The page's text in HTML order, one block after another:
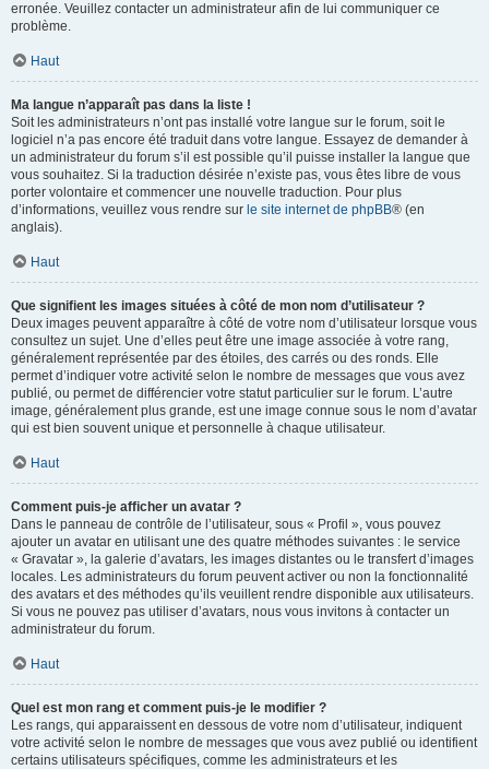
erronée. Veuillez contacter un administrateur afin de lui communiquer ce
problème.
Haut
Ma langue n’apparaît pas dans la liste !
Soit les administrateurs n’ont pas installé votre langue sur le forum, soit le
logiciel n’a pas encore été traduit dans votre langue. Essayez de demander à
un administrateur du forum s’il est possible qu’il puisse installer la langue que
vous souhaitez. Si la traduction désirée n’existe pas, vous êtes libre de vous
porter volontaire et commencer une nouvelle traduction. Pour plus
d’informations, veuillez vous rendre sur le site internet de phpBB® (en
anglais).
Haut
Que signifient les images situées à côté de mon nom d’utilisateur ?
Deux images peuvent apparaître à côté de votre nom d’utilisateur lorsque vous
consultez un sujet. Une d’elles peut être une image associée à votre rang,
généralement représentée par des étoiles, des carrés ou des ronds. Elle
permet d’indiquer votre activité selon le nombre de messages que vous avez
publié, ou permet de différencier votre statut particulier sur le forum. L’autre
image, généralement plus grande, est une image connue sous le nom d’avatar
qui est bien souvent unique et personnelle à chaque utilisateur.
Haut
Comment puis-je afficher un avatar ?
Dans le panneau de contrôle de l’utilisateur, sous « Profil », vous pouvez
ajouter un avatar en utilisant une des quatre méthodes suivantes : le service
« Gravatar », la galerie d’avatars, les images distantes ou le transfert d’images
locales. Les administrateurs du forum peuvent activer ou non la fonctionnalité
des avatars et des méthodes qu’ils veuillent rendre disponible aux utilisateurs.
Si vous ne pouvez pas utiliser d’avatars, nous vous invitons à contacter un
administrateur du forum.
Haut
Quel est mon rang et comment puis-je le modifier ?
Les rangs, qui apparaissent en dessous de votre nom d’utilisateur, indiquent
votre activité selon le nombre de messages que vous avez publié ou identifient
certains utilisateurs spécifiques, comme les administrateurs et les